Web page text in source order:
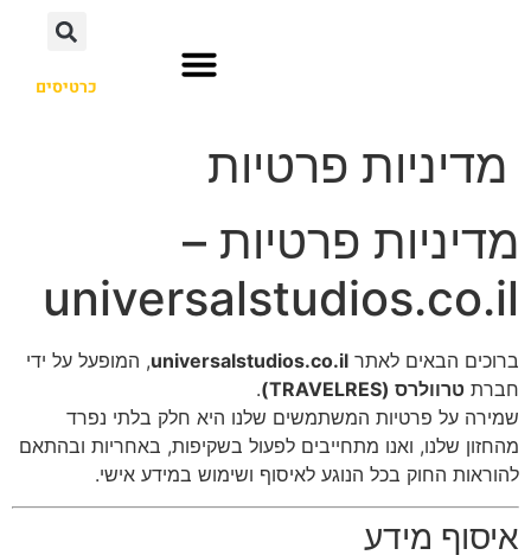
כרטיסים
מדיניות פרטיות
מדיניות פרטיות –
universalstudios.co.il
ברוכים הבאים לאתר universalstudios.co.il, המופעל על ידי
חברת טרוולרס (TRAVELRES)
.
שמירה על פרטיות המשתמשים שלנו היא חלק בלתי נפרד
מהחזון שלנו, ואנו מתחייבים לפעול בשקיפות, באחריות ובהתאם
להוראות החוק בכל הנוגע לאיסוף ושימוש במידע אישי.
איסוף מידע